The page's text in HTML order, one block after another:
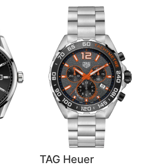
TAG Heuer